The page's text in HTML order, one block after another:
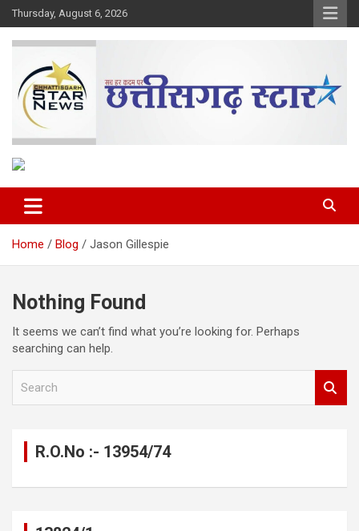
Skip
to
content
Thursday, August 6, 2026
Chhattisgarh Star
Home Blog Jason Gillespie
Nothing Found
It seems we can’t find what you’re looking for. Perhaps
searching can help.
R.O.No :- 13954/74